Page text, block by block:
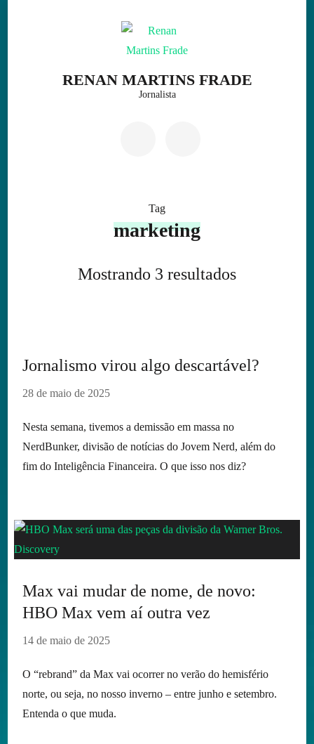
RENAN MARTINS FRADE
Jornalista
Tag
marketing
Mostrando 3 resultados
Jornalismo virou algo descartável?
28 de maio de 2025
Nesta semana, tivemos a demissão em massa no
NerdBunker, divisão de notícias do Jovem Nerd, além do
fim do Inteligência Financeira. O que isso nos diz?
Max vai mudar de nome, de novo:
HBO Max vem aí outra vez
14 de maio de 2025
O “rebrand” da Max vai ocorrer no verão do hemisfério
norte, ou seja, no nosso inverno – entre junho e setembro.
Entenda o que muda.